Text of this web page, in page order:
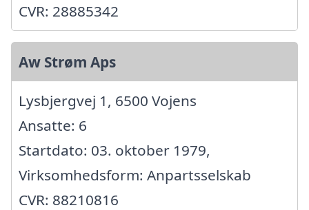
CVR: 28885342
Aw Strøm Aps
Lysbjergvej 1, 6500 Vojens
Ansatte: 6
Startdato: 03. oktober 1979,
Virksomhedsform: Anpartsselskab
CVR: 88210816